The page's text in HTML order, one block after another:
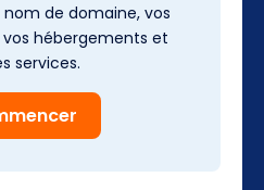
de domaine, vos
hébergements et
services.